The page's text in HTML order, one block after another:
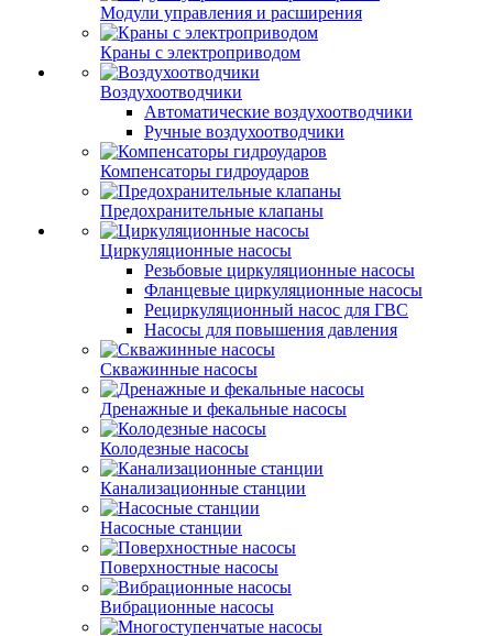
Модули управления и расширения
Краны с электроприводом
Воздухоотводчики
Автоматические воздухоотводчики
Ручные воздухоотводчики
Компенсаторы гидроударов
Предохранительные клапаны
Циркуляционные насосы
Резьбовые циркуляционные насосы
Фланцевые циркуляционные насосы
Рециркуляционный насос для ГВС
Насосы для повышения давления
Скважинные насосы
Дренажные и фекальные насосы
Колодезные насосы
Канализационные станции
Насосные станции
Поверхностные насосы
Вибрационные насосы